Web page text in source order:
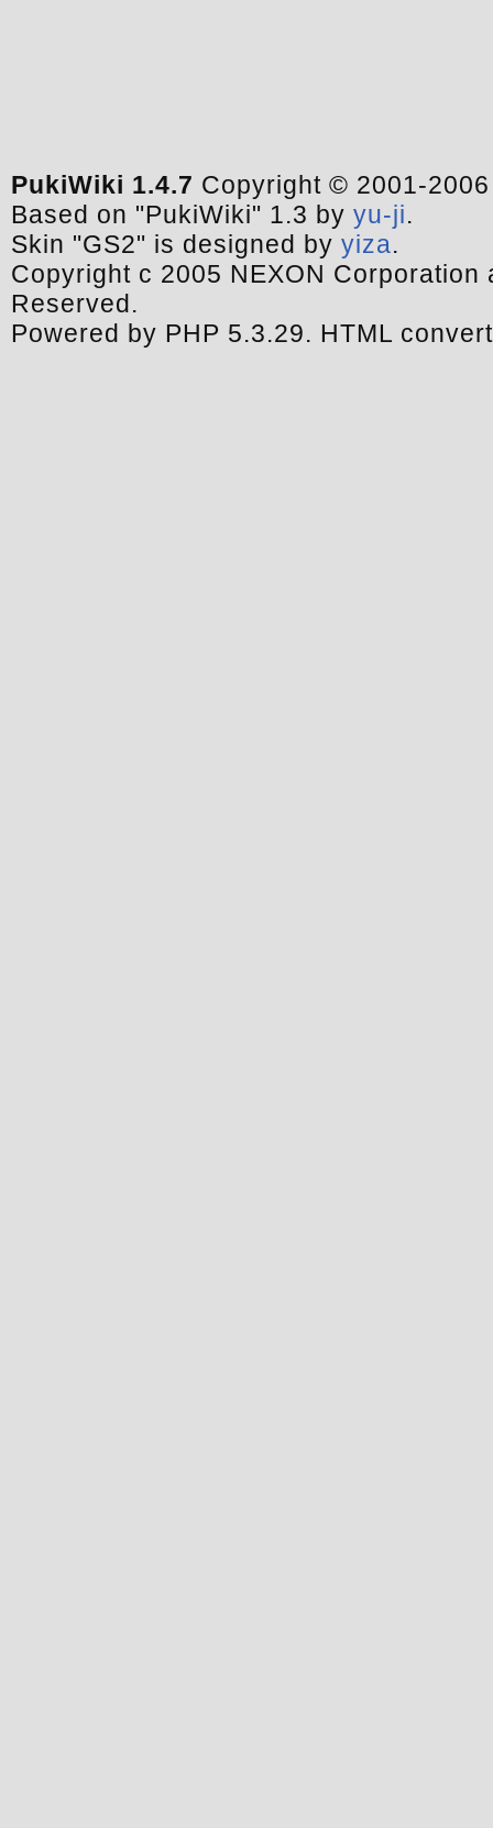
PukiWiki 1.4.7 Copyright © 2001-
Based on "PukiWiki" 1.3 by yu-ji.
Skin "GS2" is designed by yiza.
Copyright c 2005 NEXON
Reserved.
Powered by PHP 5.3.29. HTML